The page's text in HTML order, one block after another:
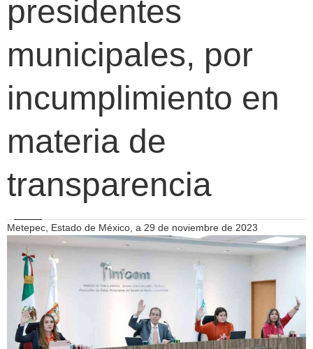
presidentes
municipales, por
incumplimiento en
materia de
transparencia
Metepec, Estado de México, a 29 de noviembre de 2023